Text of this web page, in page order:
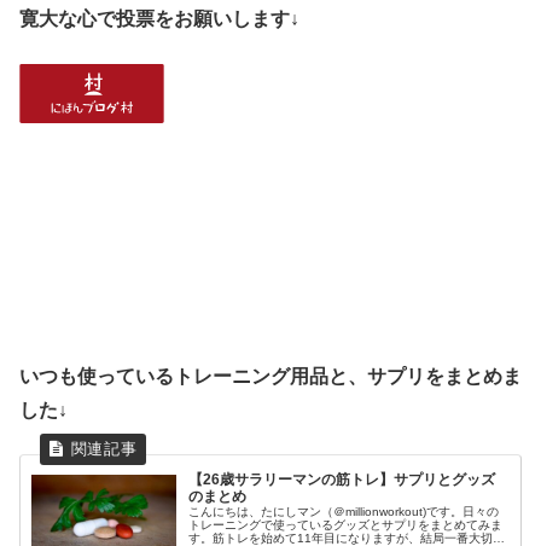
寛大な心で投票をお願いします↓
いつも使っているトレーニング用品と、サプリをまとめま
した↓
【26歳サラリーマンの筋トレ】サプリとグッズ
のまとめ
こんにちは、たにしマン（＠millionworkout)です。日々の
トレーニングで使っているグッズとサプリをまとめてみま
す。筋トレを始めて11年目になりますが、結局一番大切な